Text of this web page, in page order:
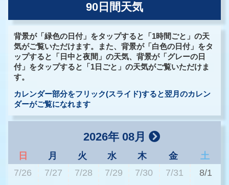
90日間天気
背景が「緑色の日付」をタップすると「1時間ごと」の天
気がご覧いただけます。また、背景が「白色の日付」をタ
ップすると「日中と夜間」の天気、背景が「グレーの日
付」をタップすると「1日ごと」の天気がご覧いただけま
す。
カレンダー部分をフリック(スライド)すると翌月のカレン
ダーがご覧になれます
2026年 08月
日 月 火 水 木 金
土
7/26
7/27 7/28 7/29 7/30 7/31 8/1